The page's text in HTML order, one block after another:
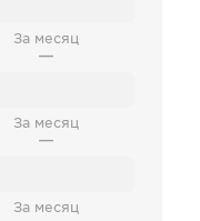
За месяц
—
За месяц
—
За месяц